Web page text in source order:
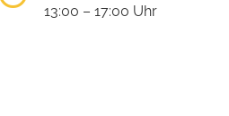
13:00 – 17:00 Uhr